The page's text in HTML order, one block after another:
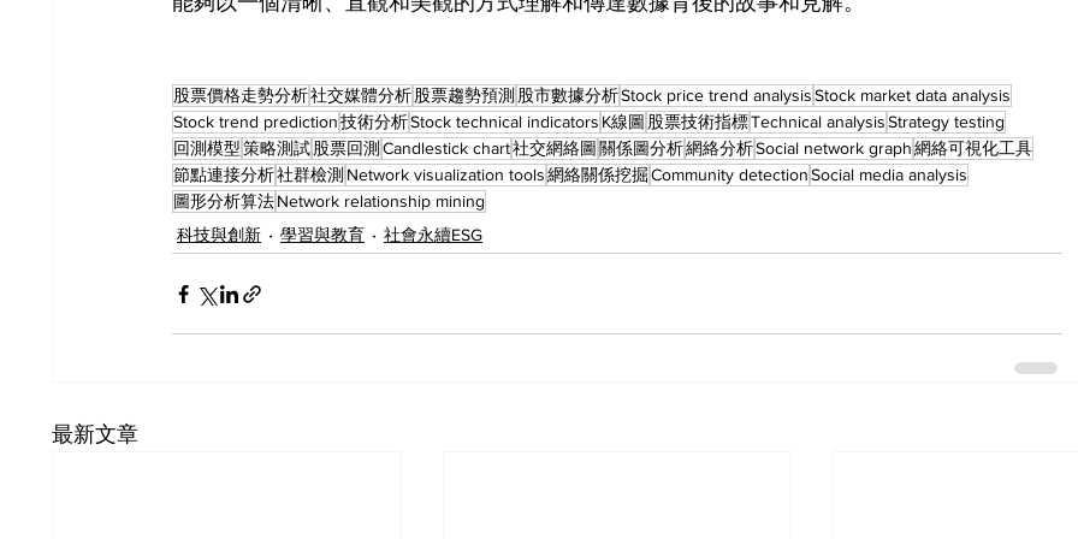
股票價格走勢分析社交媒體分析股票趨勢預測 股市數據分析Stock price trend analysisStock market data analysis
Stock trend prediction技術分析Stock technical indicators K線圖 股票技術指標Technical analysisStrategy testing
回測模型策略測試股票回測 Candlestick chart社交網絡圖 關係圖分析網絡分析Social network graph網絡可視化工具
節點連接分析社群檢測 Network visualization tools網絡關係挖掘Community detectionSocial media analysis
圖形分析算法Network relationship mining
科技與創新
學習與教育 社會永續ESG
最新文章